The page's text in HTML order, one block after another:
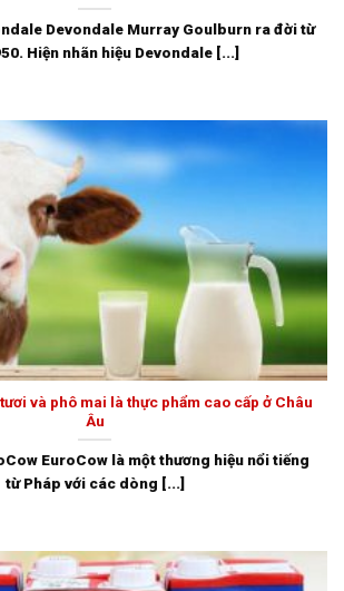
Devondale Murray Goulburn ra đời từ
Hiện nhãn hiệu Devondale [...]
và phô mai là thực phẩm cao cấp ở Châu
Âu
EuroCow là một thương hiệu nổi tiếng
từ Pháp với các dòng [...]